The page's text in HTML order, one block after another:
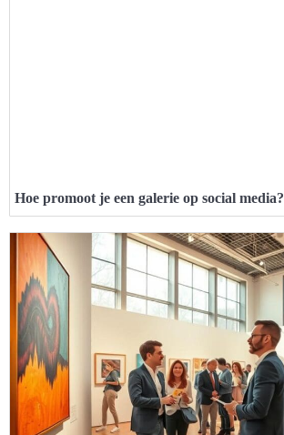
Hoe promoot je een galerie op social media?